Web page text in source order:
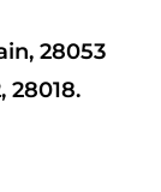
28053
28018.